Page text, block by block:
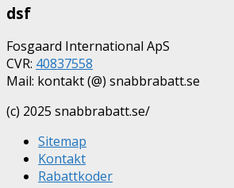
dsf
Fosgaard International ApS
CVR: 40837558
Mail: kontakt (@) snabbrabatt.se
(c) 2025 snabbrabatt.se/
Sitemap
Kontakt
Rabattkoder